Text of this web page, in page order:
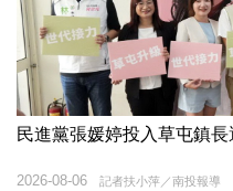
民進黨張媛婷投入草屯鎮
記者扶小萍／南投報導
2026-08-06